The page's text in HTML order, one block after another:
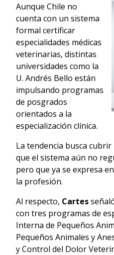
Aunque Chile no
cuenta con un sistema
formal certificar
especialidades médicas
veterinarias, distintas
universidades como la
U. Andrés Bello están
impulsando programas
de posgrados
orientados a la
especialización clínica.
La tendencia busca
que el sistema aún no
pero que ya se expresa
la profesión.
Al respecto, Cartes
con tres programas de
Interna de Pequeños
Pequeños Animales y
y Control del Dolor